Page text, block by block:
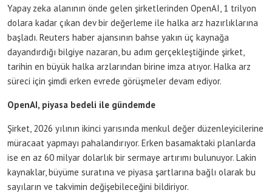
Yapay zeka alanının önde gelen şirketlerinden OpenAI, 1 trilyon
dolara kadar çıkan dev bir değerleme ile halka arz hazırlıklarına
başladı. Reuters haber ajansının bahse yakın üç kaynağa
dayandırdığı bilgiye nazaran, bu adım gerçekleştiğinde şirket,
tarihin en büyük halka arzlarından birine imza atıyor. Halka arz
süreci için şimdi erken evrede görüşmeler devam ediyor.
OpenAI, piyasa bedeli ile gündemde
Şirket, 2026 yılının ikinci yarısında menkul değer düzenleyicilerine
müracaat yapmayı pahalandırıyor. Erken basamaktaki planlarda
ise en az 60 milyar dolarlık bir sermaye artırımı bulunuyor. Lakin
kaynaklar, büyüme suratına ve piyasa şartlarına bağlı olarak bu
sayıların ve takvimin değişebileceğini bildiriyor.